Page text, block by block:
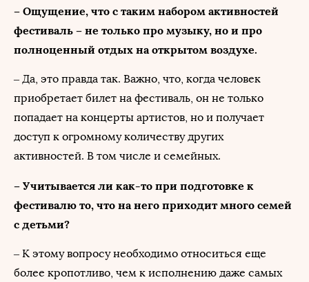
– Ощущение, что с таким набором активностей
фестиваль – не только про музыку, но и про
полноценный отдых на открытом воздухе.
– Да, это правда так. Важно, что, когда человек
приобретает билет на фестиваль, он не только
попадает на концерты артистов, но и получает
доступ к огромному количеству других
активностей. В том числе и семейных.
– Учитывается ли как-то при подготовке к
фестивалю то, что на него приходит много семей
с детьми?
– К этому вопросу необходимо относиться еще
более кропотливо, чем к исполнению даже самых